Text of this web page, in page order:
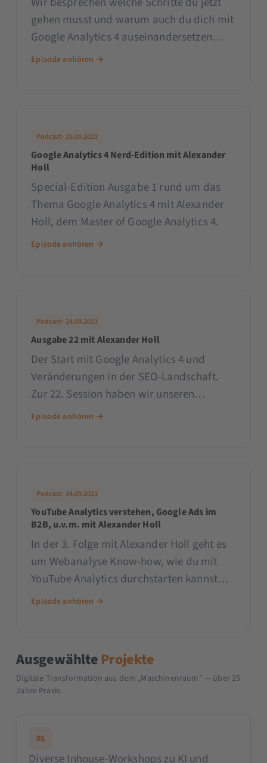
gehen musst und warum auch du dich mit
Google Analytics 4 auseinandersetzen
musst. Außerdem erfährst du, was du tun
Episode anhören →
Podcast · 25.09.2023
Google Analytics 4 Nerd-Edition mit Alexander
Holl
Special-Edition Ausgabe 1 rund um das
Thema Google Analytics 4 mit Alexander
Holl, dem Master of Google Analytics 4.
Episode anhören →
Podcast · 24.09.2023
Ausgabe 22 mit Alexander Holl
Der Start mit Google Analytics 4 und
Veränderungen in der SEO-Landschaft.
Zur 22. Session haben wir unseren
Geschäftsführer sowie Analytics- und SEO-
Episode anhören →
Podcast · 24.09.2023
YouTube Analytics verstehen, Google Ads im
B2B, u.v.m. mit Alexander Holl
In der 3. Folge mit Alexander Holl geht es
um Webanalyse Know-how, wie du mit
YouTube Analytics durchstarten kannst
u.v.m. Wir besprechen Online-Marketing-
Episode anhören →
Ausgewählte Projekte
Digitale Transformation aus dem „Maschinenraum" — über 25
Jahre Praxis.
01
Diverse Inhouse-Workshops zu KI und